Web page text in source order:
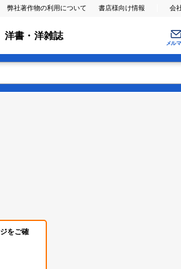
弊社著作物の利用について 書店様向け情報 会
洋書・洋雑誌
メル
をご確